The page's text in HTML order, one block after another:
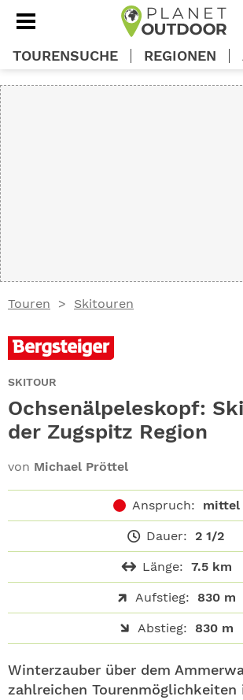
Touren Skitouren
SKITOUR
Ochsenälpeleskopf:
der Zugspitz Region
von Michael Pröttel
Anspruch: mittel
Dauer: 2 1/2
Länge: 7.5 km
Aufstieg: 830 m
Abstieg: 830 m
Winterzauber über dem
zahlreichen Tourenmöglichkeiten
TOURENSUCHE REGIONEN
ABO
GEWINNEN
NEWSLETTER
SHOP